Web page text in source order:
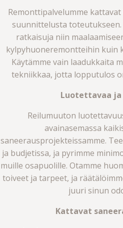
Remonttipalvelumme
suunnittelusta
ratkaisuja niin
kylpyhuoneremontteihin kuin
Käytämme vain laadukkaita
tekniikkaa, jotta lopputulos
Luotettavaa
Reilumuuton
avainasemassa
saneerausprojekteissamme.
ja budjetissa, ja pyrimme
muille osapuolille. Otamme
toiveet ja tarpeet, ja
juuri sinun
Kattavat